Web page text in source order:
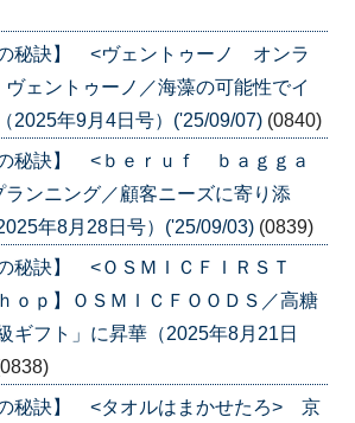
の秘訣】 <ヴェントゥーノ オンラ
ェントゥーノ／海藻の可能性でイ
2025年9月4日号）('25/09/07) (0840)
の秘訣】 <ｂｅｒｕｆ ｂａｇｇａ
ンニング／顧客ニーズに寄り添
年8月28日号）('25/09/03) (0839)
の秘訣】 <ＯＳＭＩＣＦＩＲＳＴ
ｏｐ】ＯＳＭＩＣＦＯＯＤＳ／高糖
ギフト」に昇華（2025年8月21日
の秘訣】 <タオルはまかせたろ> 京